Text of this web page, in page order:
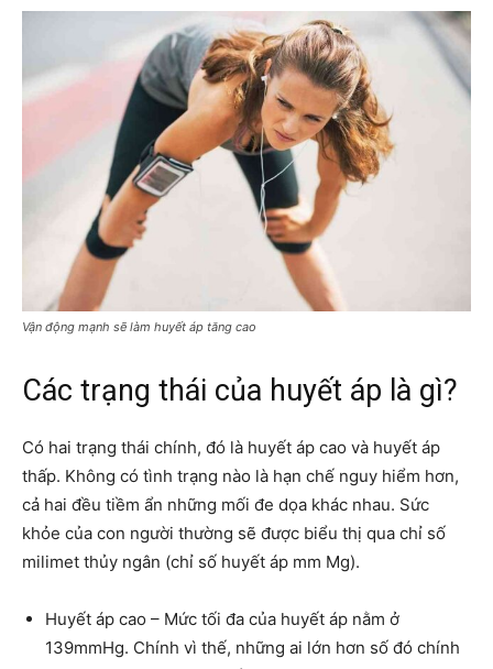
Vận động mạnh sẽ làm huyết áp tăng cao
Các trạng thái của huyết áp là gì?
Có hai trạng thái chính, đó là huyết áp cao và huyết áp
thấp. Không có tình trạng nào là hạn chế nguy hiểm hơn,
cả hai đều tiềm ẩn những mối đe dọa khác nhau. Sức
khỏe của con người thường sẽ được biểu thị qua chỉ số
milimet thủy ngân (chỉ số huyết áp mm Mg).
Huyết áp cao – Mức tối đa của huyết áp nằm ở
139mmHg. Chính vì thế, những ai lớn hơn số đó chính